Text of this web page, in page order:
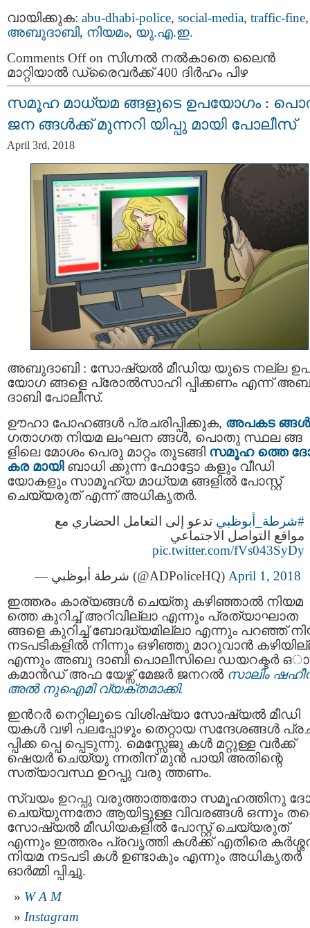
വായിക്കുക: abu-dhabi-police, social-media, traffic-fine,
അബുദാബി, നിയമം, യു.എ.ഇ.
Comments Offon സിഗ്നല്‍ നൽകാതെ ലൈൻ
മാറ്റിയാൽ ഡ്രൈവർക്ക് 400 ദിർഹം പിഴ
സമൂഹ മാധ്യമ ങ്ങളുടെ ഉപയോഗം :
ജന ങ്ങൾക്ക് മുന്നറി യിപ്പു മായി പോലീസ്
April 3rd, 2018
അബുദാബി : സോഷ്യല്‍ മീഡിയ യുടെ നല്ല
യോഗ ങ്ങളെ പ്രോല്‍സാഹി പ്പിക്കണം എന്ന്
ദാബി പോലീസ്.
ഊഹാ പോഹങ്ങള്‍ പ്രചരിപ്പിക്കുക, അപകട ങ്ങള്‍
ഗതാഗത നിയമ ലംഘന ങ്ങൾ, പൊതു സ്ഥല ങ്ങ
ളിലെ മോശം പെരു മാറ്റം തുടങ്ങി സമൂഹ ത്തെ
കര മായിബാധി ക്കുന്ന ഫോട്ടോ കളും വീഡി
യോകളും സാമൂഹ്യ മാധ്യമ ങ്ങളില്‍ പോസ്റ്റ്
ചെയ്യരുത് എന്ന് അധികൃതര്‍.
#شرطة_أبوظبي تدعو إلى التعامل الحضاري مع
مواقع التواصل الاجتماعي
pic.twitter.com/fVs043SyDy
— شرطة أبوظبي (@ADPoliceHQ) April 1, 2018
ഇത്തരം കാര്യങ്ങള്‍ ചെയ്തു കഴിഞ്ഞാല്‍ നിയമ
ത്തെ കുറിച്ച് അറിവില്ലാ എന്നും പ്രത്യാഘാത
ങ്ങളെ കുറിച്ച് ബോദ്ധ്യമില്ലാ എന്നും പറഞ്ഞ്
നടപടികളിൽ നിന്നും ഒഴിഞ്ഞു മാറുവാൻ
എന്നും അബു ദാബി പൊലീസിലെ ഡയറക്ടർ
കമാൻഡ് അഫ യേഴ്സ് മേജർ ജനറൽ സാലിം
അൽ നുഐമി വ്യക്തമാക്കി.
ഇൻറർ നെറ്റിലൂടെ വിശിഷ്യാ സോഷ്യല്‍ മീഡി
യകള്‍ വഴി പലപ്പോഴും തെറ്റായ സന്ദേശങ്ങൾ
പ്പിക്ക പ്പെ പ്പെടുന്നു. മെസ്സേജു കൾ മറ്റുള്ള വര്‍ക്ക്
ഷെയര്‍ ചെയ്യു ന്നതിന് മുന്‍ പായി അതിന്റെ
സത്യാവസ്ഥ ഉറപ്പു വരു ത്തണം.
സ്വയം ഉറപ്പു വരുത്താത്തതോ സമൂഹത്തിനു
ചെയ്യുന്നതോ ആയിട്ടുള്ള വിവരങ്ങള്‍ ഒന്നും
സോഷ്യല്‍ മീഡിയകളില്‍ പോസ്റ്റ് ചെയ്യരുത്
എന്നും ഇത്തരം പ്രവൃത്തി കൾക്ക് എതിരെ
നിയമ നടപടി കള്‍ ഉണ്ടാകും എന്നും അധികൃതര്‍
ഓര്‍മ്മി പ്പിച്ചു.
W A M
Instagram